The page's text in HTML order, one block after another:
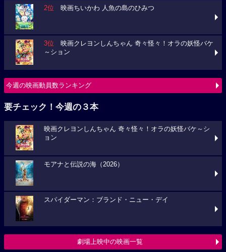
2位 映画ちいかわ 人魚の島のひみつ
3位 映画クレヨンしんちゃん 奇々怪々！オラの妖怪バケ
～ション
今週の映画動員数ランキング
要チェック！今週の３本
映画クレヨンしんちゃん 奇々怪々！オラの妖怪バケ～シ
ョン
モアナと伝説の海（2026）
スパイダーマン：ブランド・ニュー・デイ
劇場上映中の映画一覧